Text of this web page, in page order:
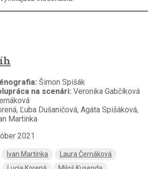
Šimon Spišák
na scenári: Veronika Gabčíková
Ľuba Dušaničová, Agáta Spišáková,
Martinka
2021
Ivan Martinka
Laura Černáková